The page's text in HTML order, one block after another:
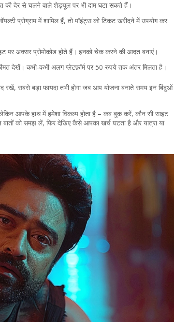
की देर से चलने वाले शेड्यूल पर भी दाम घटा सकते हैं।
प्रोग्राम में शामिल हैं, तो पॉइंट्स को टिकट खरीदने में उपयोग कर
अक्सर प्रोमोकोड होते हैं। इनको चेक करने की आदत बनाएं।
देखें। कभी‑कभी अलग प्लेटफ़ॉर्म पर 50 रुपये तक अंतर मिलता है।
रखें, सबसे बड़ा फायदा तभी होगा जब आप योजना बनाते समय इन बिंदुओं
आपके हाथ में हमेशा विकल्प होता है – कब बुक करें, कौन सी साइट
को समझ लें, फिर देखिए कैसे आपका खर्च घटता है और यात्रा या